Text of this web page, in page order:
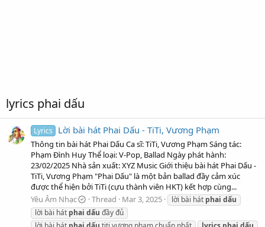
lyrics phai dấu
Lyrics Lời bài hát Phai Dấu - TiTi, Vương Phạm
Thông tin bài hát Phai Dấu Ca sĩ: TiTi, Vương Phạm Sáng tác:
Phạm Đình Huy Thể loại: V-Pop, Ballad Ngày phát hành:
23/02/2025 Nhà sản xuất: XYZ Music Giới thiệu bài hát Phai Dấu -
TiTi, Vương Phạm "Phai Dấu" là một bản ballad đầy cảm xúc
được thể hiện bởi TiTi (cựu thành viên HKT) kết hợp cùng...
Yêu Âm Nhạc
Thread Mar 3, 2025 lời bài hát phai dấu
lời bài hát phai dấu đầy đủ